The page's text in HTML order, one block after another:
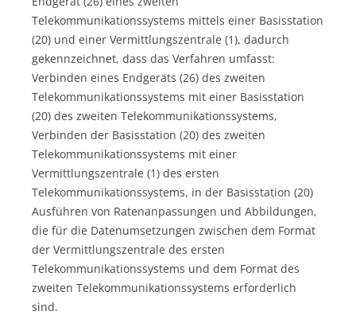
Telekommunikationssystems mittels einer Basisstation
(20) und einer Vermittlungszentrale (1), dadurch
gekennzeichnet, dass das Verfahren umfasst:
Verbinden eines Endgeräts (26) des zweiten
Telekommunikationssystems mit einer Basisstation
(20) des zweiten Telekommunikationssystems,
Verbinden der Basisstation (20) des zweiten
Telekommunikationssystems mit einer
Vermittlungszentrale (1) des ersten
Telekommunikationssystems, in der Basisstation (20)
Ausführen von Ratenanpassungen und Abbildungen,
die für die Datenumsetzungen zwischen dem Format
der Vermittlungszentrale des ersten
Telekommunikationssystems und dem Format des
zweiten Telekommunikationssystems erforderlich
sind.